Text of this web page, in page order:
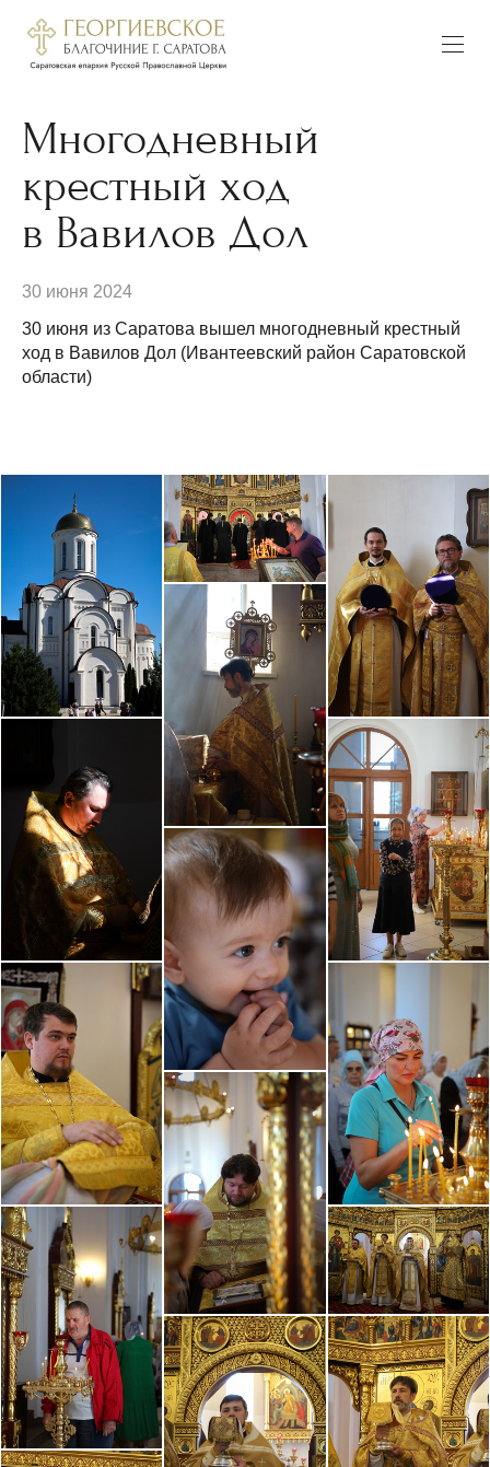
Многодневный
крестный ход
в Вавилов Дол
30 июня 2024
30 июня из Саратова вышел многодневный крестный
ход в Вавилов Дол (Ивантеевский район Саратовской
области)